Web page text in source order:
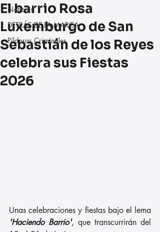
Noticias
DETRÁS DE LA MARCA
Píldoras Criminales
El barrio Rosa
Luxemburgo de San
Sebastián de los Reyes
celebra sus Fiestas
2026
'Haciendo Barrio', que transcurrirán del